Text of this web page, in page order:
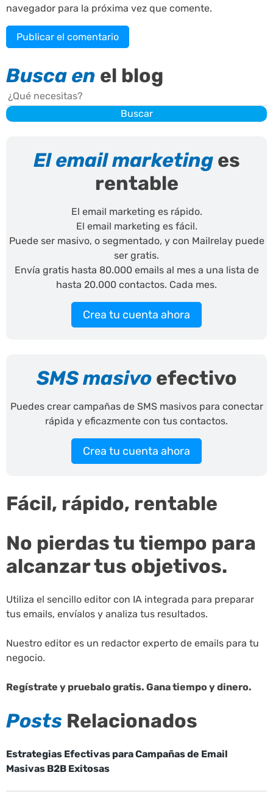
navegador para la próxima vez que comente.
Busca en el blog
Buscar
Buscar
El email marketing es
rentable
El email marketing es rápido.
El email marketing es fácil.
Puede ser masivo, o segmentado, y con Mailrelay puede
ser gratis.
Envía gratis hasta 80.000 emails al mes a una lista de
hasta 20.000 contactos. Cada mes.
Crea tu cuenta ahora
SMS masivoefectivo
Puedes crear campañas de SMS masivos para conectar
rápida y eficazmente con tus contactos.
Crea tu cuenta ahora
Fácil, rápido, rentable
No pierdas tu tiempo para
alcanzar tus objetivos.
Utiliza el sencillo editor con IA integrada para preparar
tus emails, envíalos y analiza tus resultados.
Nuestro editor es un redactor experto de emails para tu
negocio.
Regístrate y pruebalo gratis. Gana tiempo y dinero.
Posts Relacionados
Estrategias Efectivas para Campañas de Email
Masivas B2B Exitosas